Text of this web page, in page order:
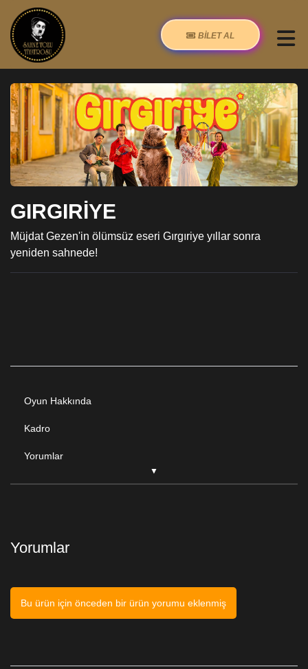
BİLET AL
GIRGIRİYE
Müjdat Gezen'in ölümsüz eseri Gırgıriye yıllar sonra
yeniden sahnede!
Oyun Hakkında
Kadro
Yorumlar
Yorumlar
Bu ürün için önceden bir ürün yorumu eklenmiş